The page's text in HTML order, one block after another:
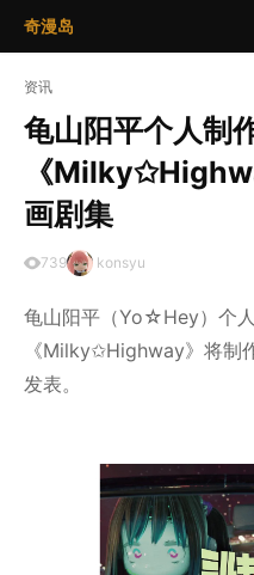
奇漫岛
资讯
龟山阳平个人制
《
画剧集
739 konsyu
龟山阳平（Yo☆Hey）个
《Milky✩Highway》将制
发表。